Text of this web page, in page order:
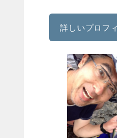
詳しいプロフ